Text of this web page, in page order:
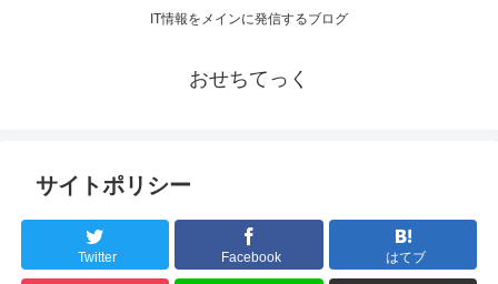
IT情報をメインに発信するブログ
おせちてっく
サイトポリシー
Twitter Facebook はてブ